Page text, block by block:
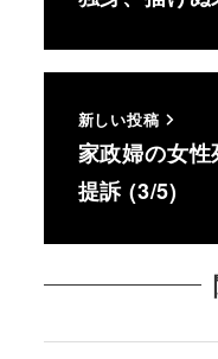
新しい投稿
家政婦の女
提訴 (3/5)